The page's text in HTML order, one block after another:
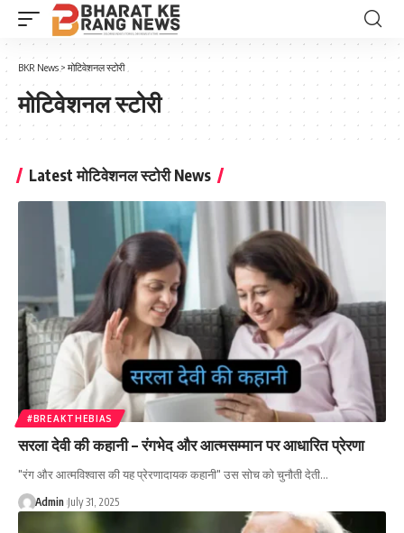
BKR News > मोटिवेशनल स्टोरी
मोटिवेशनल स्टोरी
Latest मोटिवेशनल स्टोरी News
#BREAKTHEBIAS
सरला देवी की कहानी – रंगभेद और आत्मसम्मान पर आधारित प्रेरणा
"रंग और आत्मविश्वास की यह प्रेरणादायक कहानी" उस सोच को चुनौती देती…
Admin July 31, 2025